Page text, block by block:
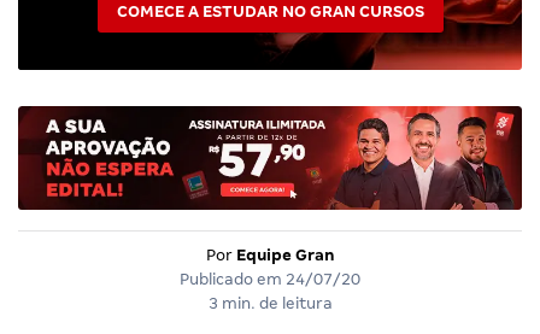
COMECE A ESTUDAR NO GRAN CURSOS
Por Equipe Gran
Publicado em 24/07/20
3 min. de leitura